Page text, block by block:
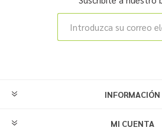
INFORMACIÓN
MI CUENTA